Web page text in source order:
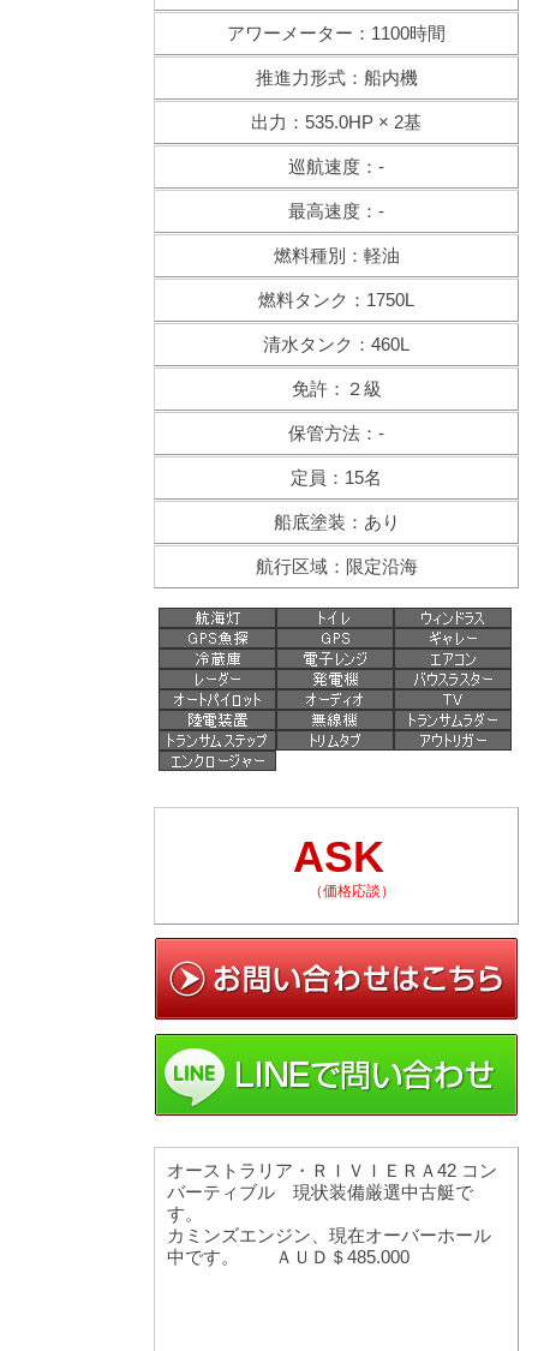
アワーメーター：1100時間
推進力形式：船内機
出力：535.0HP × 2基
巡航速度：-
最高速度：-
燃料種別：軽油
燃料タンク：1750L
清水タンク：460L
免許：２級
保管方法：-
定員：15名
船底塗装：あり
航行区域：限定沿海
ASK
（価格応談）
オーストラリア・ＲＩＶＩＥＲＡ42 コン
バーティブル 現状装備厳選中古艇で
す。
カミンズエンジン、現在オーバーホール
中です。 ＡＵＤ＄485.000